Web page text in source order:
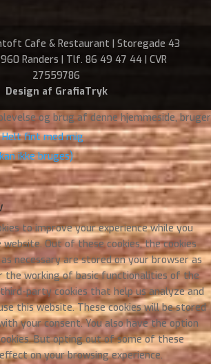
Cafe & Restaurant | Storegade 43
Randers | Tlf. 86 49 47 44 | CVR
27559786
Design af GrafiaTryk
og brug af denne hjemmeside, bruger
Helt fint med mig
ikke bruges)
to improve your experience while you
Out of these cookies, the cookies
necessary are stored on your browser as
the working of basic functionalities of the
party cookies that help us analyze and
this website. These cookies will be stored
your consent. You also have the option
But opting out of some of these
on your browsing experience.